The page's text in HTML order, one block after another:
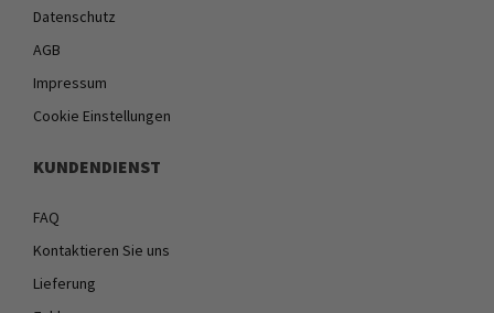
Datenschutz
AGB
Impressum
Cookie Einstellungen
KUNDENDIENST
FAQ
Kontaktieren Sie uns
Lieferung